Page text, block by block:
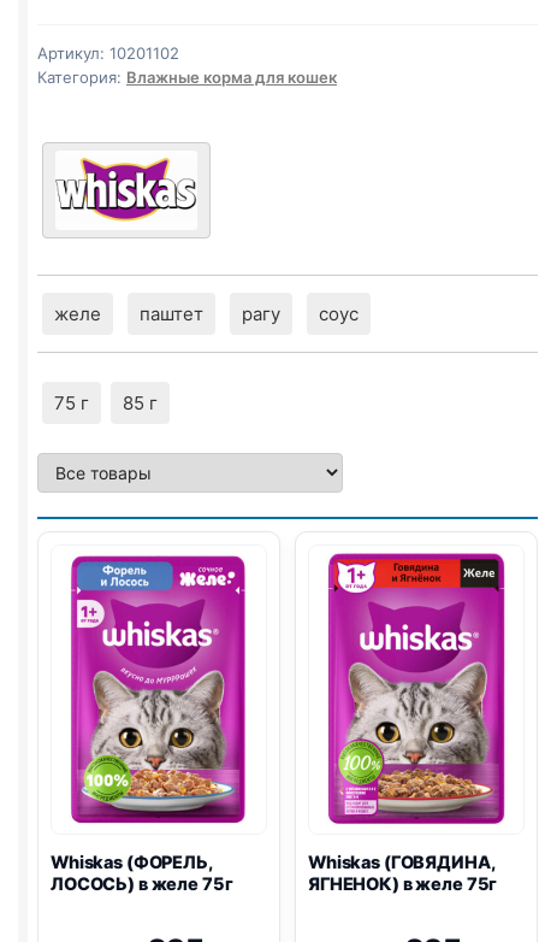
75г
Артикул: 10201102
Категория: Влажные корма для кошек
желе паштет рагу соус
75 г 85 г
Whiskas (ФОРЕЛЬ,
ЛОСОСЬ) в желе 75г
Whiskas (ГОВЯДИНА,
ЯГНЕНОК) в желе 75г